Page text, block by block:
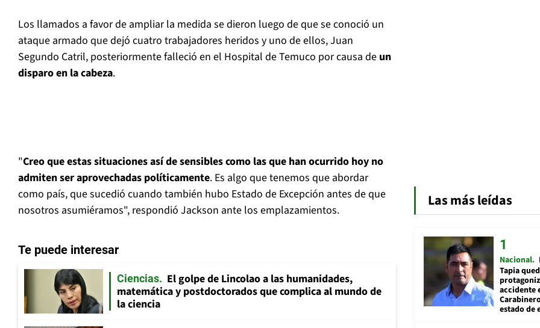
Los llamados a favor de ampliar la medida se dieron luego de que se conoció un
ataque armado que dejó cuatro trabajadores heridos y uno de ellos, Juan
Segundo Catril, posteriormente falleció en el Hospital de Temuco por causa de un
disparo en la cabeza.
"Creo que estas situaciones así de sensibles como las que han ocurrido hoy no
admiten ser aprovechadas políticamente. Es algo que tenemos que abordar
como país, que sucedió cuando también hubo Estado de Excepción antes de que
nosotros asumiéramos", respondió Jackson ante los emplazamientos.
Te puede interesar
Ciencias
El golpe de Lincolao a las humanidades,
matemática y postdoctorados que complica al mundo de
la ciencia
Las más leídas
Nacional
Tapia
accidente
estado de